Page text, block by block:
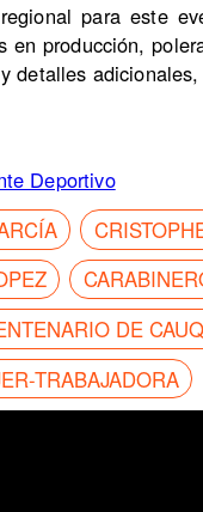
para este
en producción,
detalles
Deportivo
DE
TRABAJADORA